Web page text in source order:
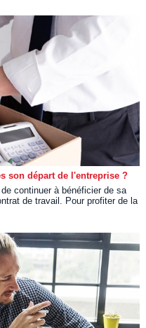
son départ de l'entreprise ?
continuer à bénéficier de sa
de travail. Pour profiter de la